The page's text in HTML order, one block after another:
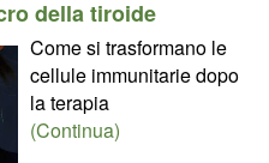
della tiroide
Come si trasformano le
cellule immunitarie dopo
la terapia
(Continua)